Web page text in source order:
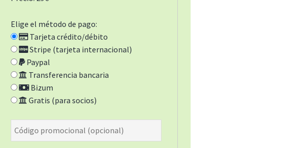
Elige el método de pago:
Tarjeta crédito/débito
Stripe (tarjeta internacional)
Paypal
Transferencia bancaria
Bizum
Gratis (para socios)